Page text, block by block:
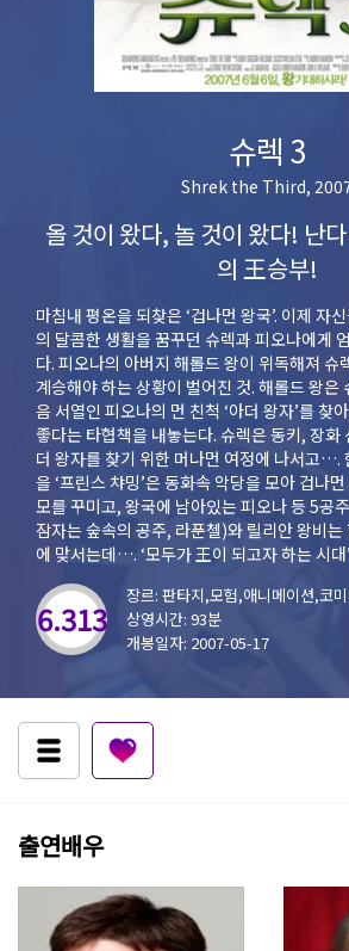
슈렉 3
Shrek the Third,
올 것이 왔다, 놀 것이 왔다! 난
의 王승부!
마침내 평온을 되찾은 ‘겁나먼 왕국’. 이제 자신들의 늪에 돌아가 둘만
의 달콤한 생활을 꿈꾸던 슈렉과 피오나에게
다. 피오나의 아버지 해롤드 왕이 위독해져 슈
계승해야 하는 상황이 벌어진 것. 해롤드 왕은 슈렉에게 왕위 계승 다
음 서열인 피오나의 먼 친척 ‘아더 왕자’를 찾
좋다는 타협책을 내놓는다. 슈렉은 동키, 장화
더 왕자를 찾기 위한 머나먼 여정에 나서고…. 한편, 슈렉이 없는 틈
을 ‘프린스 챠밍’은 동화속 악당을 모아 겁나
모를 꾸미고, 왕국에 남아있는 피오나 등 5공
잠자는 숲속의 공주, 라푼첼)와 릴리안 왕비는
에 맞서는데…. ‘모두가 王이 되고자 하는 시대’에 ‘스스로 王을 포기
까?
6.313
장르: 판타지,모험,애니메이션,코
상영시간: 93분
개봉일자: 2007-05-17
출연배우